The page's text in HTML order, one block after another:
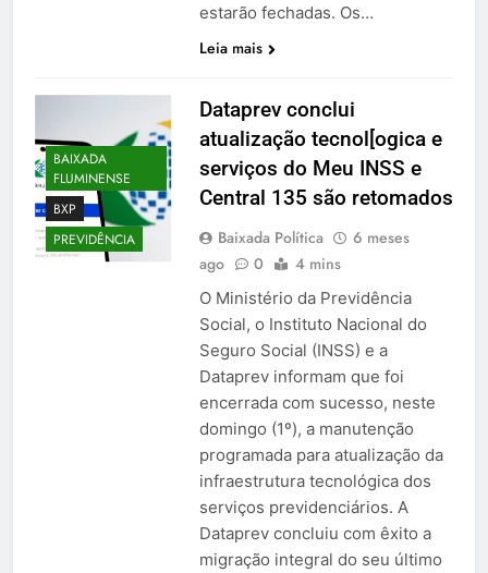
estarão fechadas. Os…
Leia mais
BAIXADA
FLUMINENSE
BXP
PREVIDÊNCIA
Dataprev conclui
atualização tecnol[ogica e
serviços do Meu INSS e
Central 135 são retomados
Baixada Política
6 meses
ago
0 4 mins
O Ministério da Previdência
Social, o Instituto Nacional do
Seguro Social (INSS) e a
Dataprev informam que foi
encerrada com sucesso, neste
domingo (1º), a manutenção
programada para atualização da
infraestrutura tecnológica dos
serviços previdenciários. A
Dataprev concluiu com êxito a
migração integral do seu último